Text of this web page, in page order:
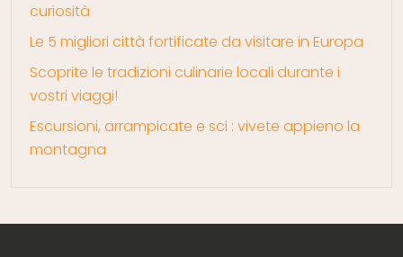
curiosità
Le 5 migliori città fortificate da visitare in Europa
Scoprite le tradizioni culinarie locali durante i
vostri viaggi!
Escursioni, arrampicate e sci : vivete appieno la
montagna